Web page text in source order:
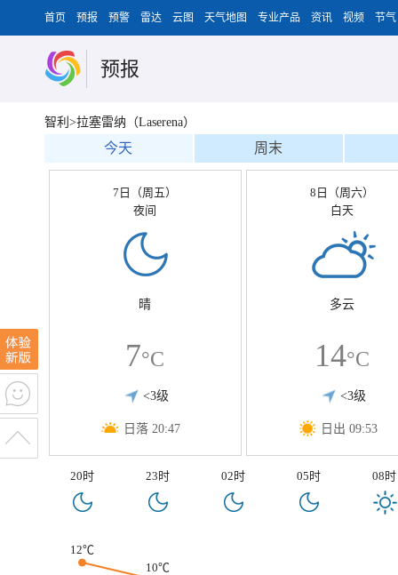
首页 预报 预警 雷达 云图 天气地图 专业产品 资讯 视频 节气
预报
智利>拉塞雷纳（Laserena）
今天 周末
7日（周五）
夜间
晴
7°C
<3级
日落 20:47
8日（周六）
白天
多云
14°C
<3级
日出 09:53
20时 23时 02时 05时 08时
12℃
10℃